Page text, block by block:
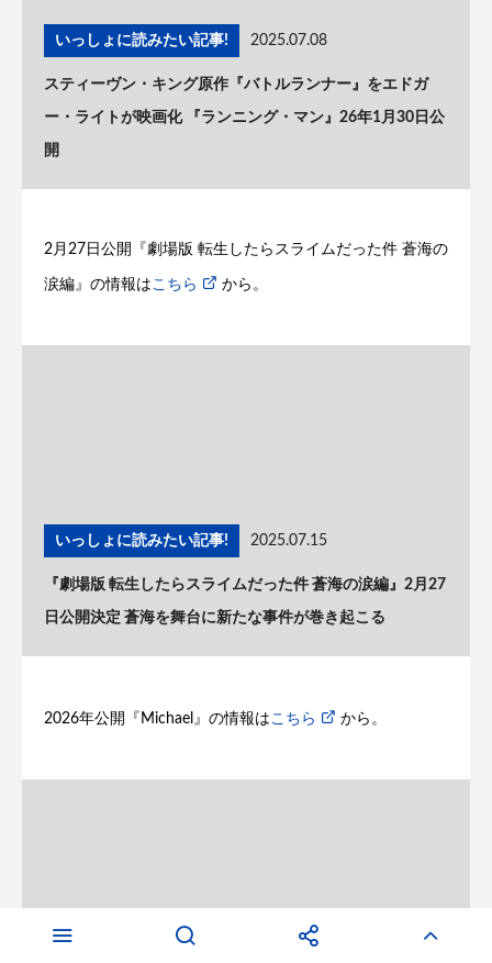
いっしょに読みたい記事! 2025.07.08
スティーヴン・キング原作『バトルランナー』をエドガ
ー・ライトが映画化 『ランニング・マン』26年1月30日公
開
2月27日公開『劇場版 転生したらスライムだった件 蒼海の
涙編』の情報は こちら から。
いっしょに読みたい記事! 2025.07.15
『劇場版 転生したらスライムだった件 蒼海の涙編』2月27
日公開決定 蒼海を舞台に新たな事件が巻き起こる
2026年公開『Michael』の情報はこちら から。